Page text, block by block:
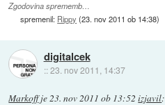
Zgodovina sprememb…
spremenil: Rippy (23. nov 2011 ob 14:38)
digitalcek
::23. nov 2011, 14:37
Markoffje23. nov 2011 ob 13:52 izjavil: